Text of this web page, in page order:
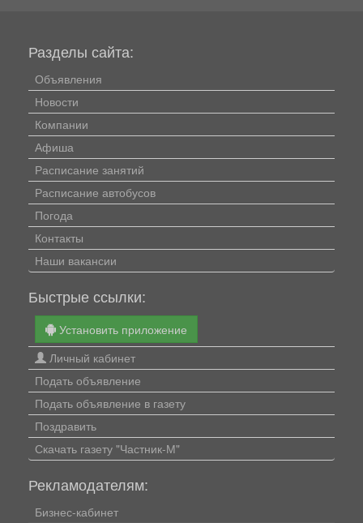
Разделы сайта:
Объявления
Новости
Компании
Афиша
Расписание занятий
Расписание автобусов
Погода
Контакты
Наши вакансии
Быстрые ссылки:
Установить приложение
Личный кабинет
Подать объявление
Подать объявление в газету
Поздравить
Скачать газету "Частник-М"
Рекламодателям:
Бизнес-кабинет